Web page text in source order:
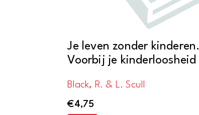
Je leven zonder kinderen.
Voorbij je kinderloosheid
Black, R. & L. Scull
€4,75